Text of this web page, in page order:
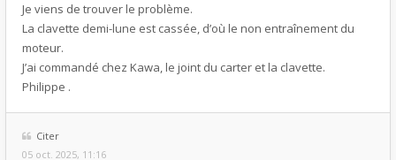
Je viens de trouver le problème.
La clavette demi-lune est cassée, d’où le non entraînement du
moteur.
J’ai commandé chez Kawa, le joint du carter et la clavette.
Philippe .
Citer
05 oct. 2025, 11:16